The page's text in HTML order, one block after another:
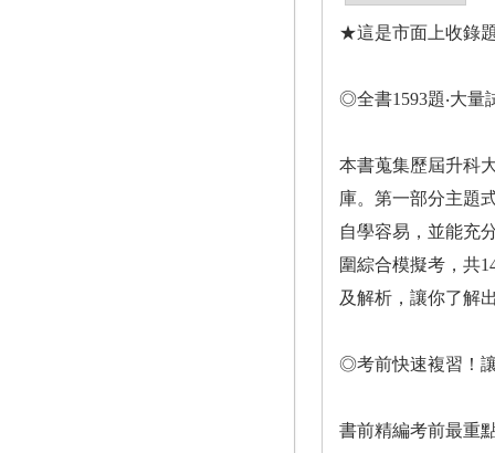
★這是市面上收錄
◎全書1593題‧大量
本書蒐集歷屆升科
庫。第一部分主題
自學容易，並能充
圍綜合模擬考，共
及解析，讓你了解
◎考前快速複習！
書前精編考前最重